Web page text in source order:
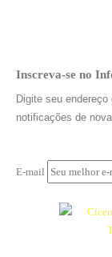
Inscreva-se no
Digite seu
notificações de
E-mail